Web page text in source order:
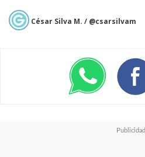
César Silva M. / @csarsilvam